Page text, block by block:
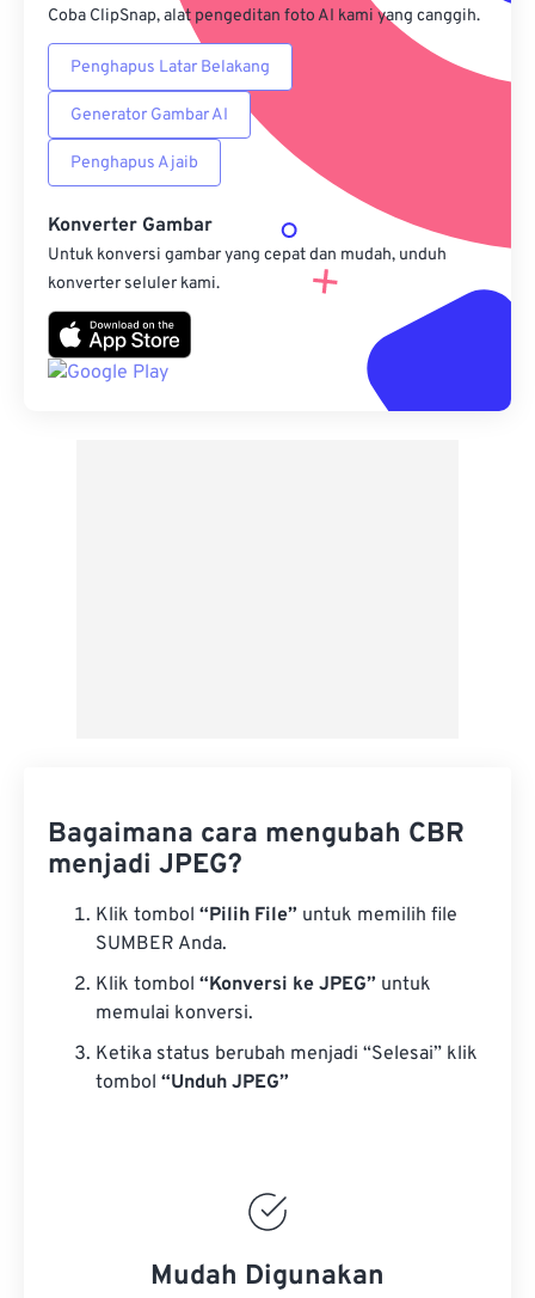
Coba ClipSnap, alat pengeditan foto AI kami yang canggih.
Penghapus Latar Belakang
Generator Gambar AI
Penghapus Ajaib
Konverter Gambar
Untuk konversi gambar yang cepat dan mudah, unduh
konverter seluler kami.
Bagaimana cara mengubah CBR
menjadi JPEG?
Klik tombol “Pilih File” untuk memilih file
SUMBER Anda.
Klik tombol “Konversi ke JPEG” untuk
memulai konversi.
Ketika status berubah menjadi “Selesai” klik
tombol “Unduh JPEG”
Mudah Digunakan